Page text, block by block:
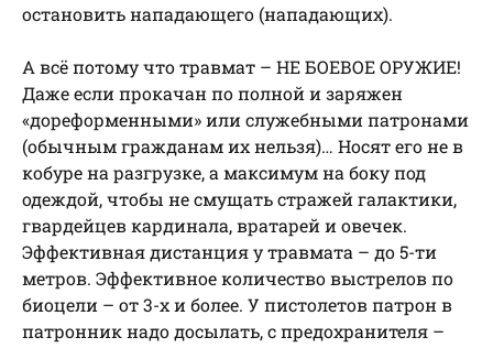
остановить нападающего (нападающих).
А всё потому что травмат – НЕ БОЕВОЕ ОРУЖИЕ!
Даже если прокачан по полной и заряжен
«дореформенными» или служебными патронами
(обычным гражданам их нельзя)… Носят его не в
кобуре на разгрузке, а максимум на боку под
одеждой, чтобы не смущать стражей галактики,
гвардейцев кардинала, вратарей и овечек.
Эффективная дистанция у травмата – до 5-ти
метров. Эффективное количество выстрелов по
биоцели – от 3-х и более. У пистолетов патрон в
патронник надо досылать, с предохранителя –